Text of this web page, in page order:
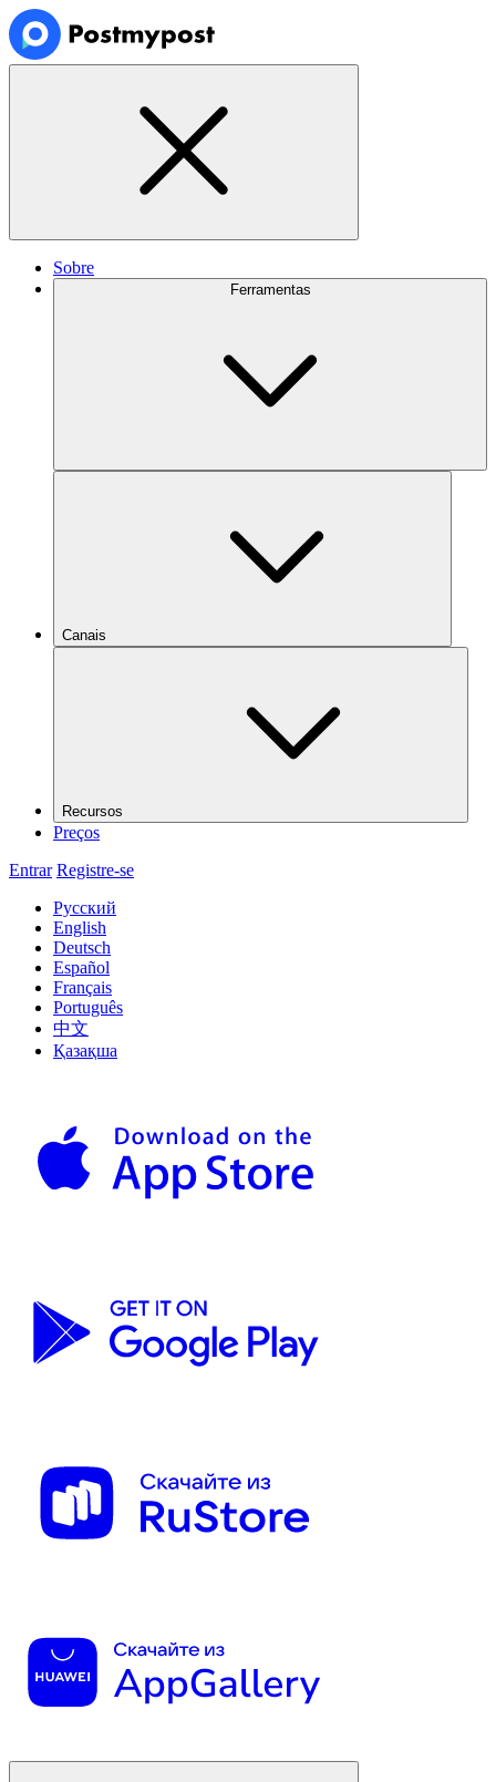
Sobre
Ferramentas
Canais
Recursos
Preços
Entrar Registre-se
Русский
English
Deutsch
Español
Français
Português
中文
Қазақша